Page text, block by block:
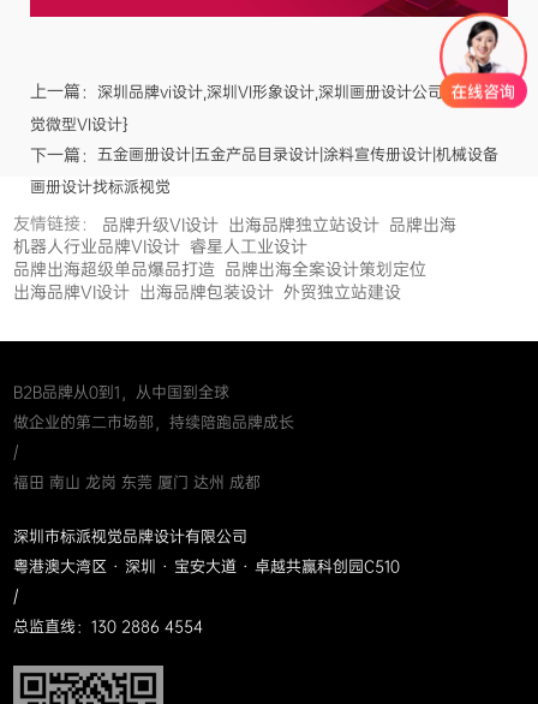
上一篇： 深圳品牌vi设计,深圳VI形象设计,深圳画册设计公司{标派视
觉微型VI设计}
下一篇： 五金画册设计|五金产品目录设计|涂料宣传册设计|机械设备
画册设计找标派视觉
友情链接： 品牌升级VI设计 出海品牌独立站设计 品牌出海
机器人行业品牌VI设计 睿星人工业设计
品牌出海超级单品爆品打造 品牌出海全案设计策划定位
出海品牌VI设计 出海品牌包装设计 外贸独立站建设
B2B品牌从0到1，从中国到全球
做企业的第二市场部，持续陪跑品牌成长
/
福田 南山 龙岗 东莞 厦门 达州 成都
深圳市标派视觉品牌设计有限公司
粤港澳大湾区 · 深圳 · 宝安大道 · 卓越共赢科创园C510
/
总监直线：130 2886 4554